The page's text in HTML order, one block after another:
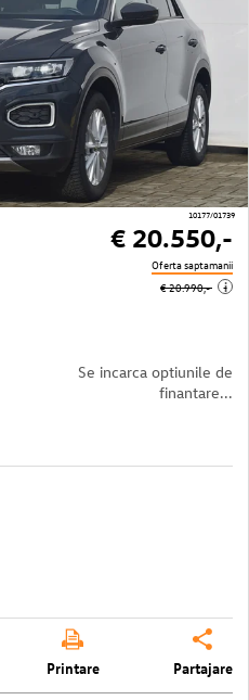
10177/01739
Se incarca optiunile de
finantare...
€ 20.550,-
Oferta saptamanii
€ 20.990,-
i
Printare Partajare